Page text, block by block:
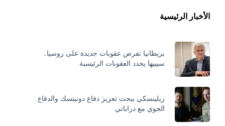
الأخبار الرئيسية
بريطانيا تفرض عقوبات جديدة على روسيا..
سيبيها يحدد العقوبات الرئيسية
زيلينسكي يبحث تعزيز دفاع دونيتسك والدفاع
الجوي مع دراباتي